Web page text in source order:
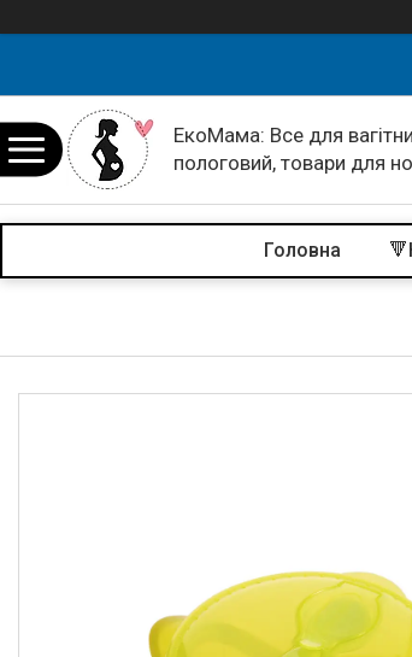
ЕкоМама: Все для
пологовий, товари для
Головна